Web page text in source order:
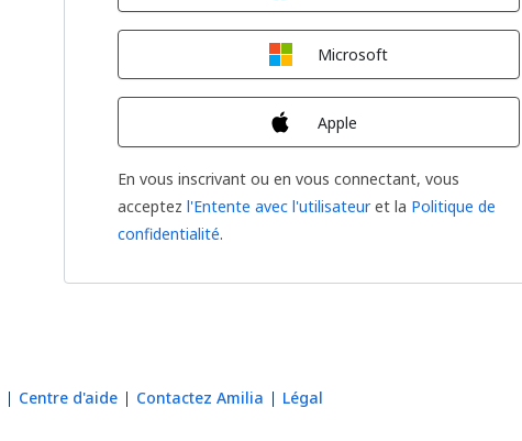
Microsoft
Apple
En vous inscrivant ou en vous connectant, vous
acceptez l'Entente avec l'utilisateuret la Politique de
confidentialité.
Centre d'aide Contactez Amilia Légal